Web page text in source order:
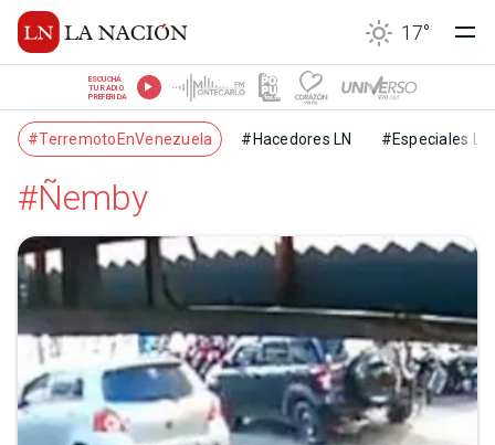
17°
ESCUCHÁ
TU RADIO
PREFERIDA
#TerremotoEnVenezuela #Hacedores LN #Especiales LN
#Ñemby